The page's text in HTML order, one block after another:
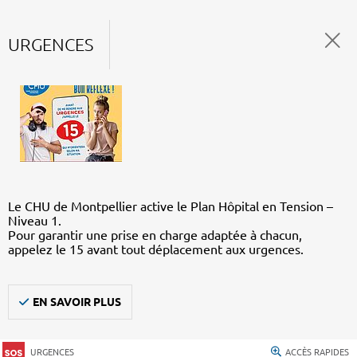
URGENCES
Le CHU de Montpellier active le Plan Hôpital en Tension –
Niveau 1.
Pour garantir une prise en charge adaptée à chacun,
appelez le 15 avant tout déplacement aux urgences.
EN SAVOIR PLUS
URGENCES ACCÈS RAPIDES